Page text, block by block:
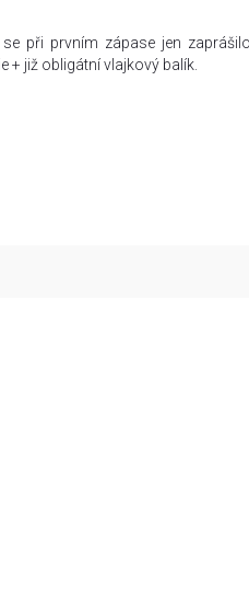
při prvním zápase jen
+ již obligátní vlajkový balík.